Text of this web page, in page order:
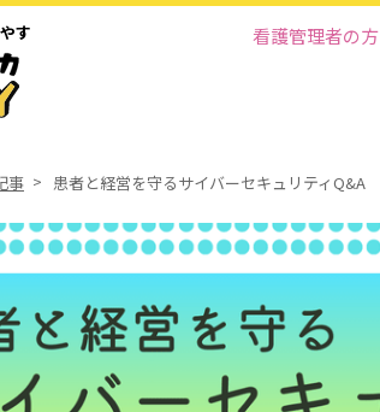
す 看護管理者の方
事 患者と経営を守るサイバーセキュリティQ&A